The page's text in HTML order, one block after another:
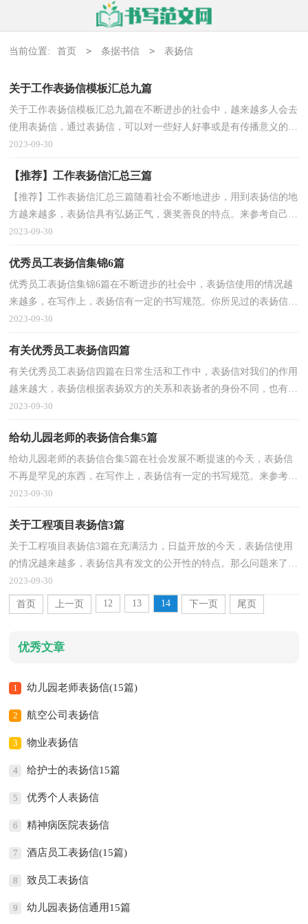
当前位置: 首页 > 条据书信 > 表扬信
关于工作表扬信模板汇总九篇
关于工作表扬信模板汇总九篇在不断进步的社会中，越来越多人会去
使用表扬信，通过表扬信，可以对一些好人好事或是有传播意义的事
迹进行表彰。还是对表扬信一筹莫展吗？下面是小编帮...
2023-09-30
【推荐】工作表扬信汇总三篇
【推荐】工作表扬信汇总三篇随着社会不断地进步，用到表扬信的地
方越来越多，表扬信具有弘扬正气，褒奖善良的特点。来参考自己需
要的表扬信吧！以下是小编整理的工作表扬信5篇，欢迎...
2023-09-30
优秀员工表扬信集锦6篇
优秀员工表扬信集锦6篇在不断进步的社会中，表扬信使用的情况越
来越多，在写作上，表扬信有一定的书写规范。你所见过的表扬信是
什么样的呢？以下是小编精心整理的优秀员工表扬信6篇...
2023-09-30
有关优秀员工表扬信四篇
有关优秀员工表扬信四篇在日常生活和工作中，表扬信对我们的作用
越来越大，表扬信根据表扬双方的关系和表扬者的身份不同，也有着
不同的种类。为了让您在写表扬信中更加简单方便，下...
2023-09-30
给幼儿园老师的表扬信合集5篇
给幼儿园老师的表扬信合集5篇在社会发展不断提速的今天，表扬信
不再是罕见的东西，在写作上，表扬信有一定的书写规范。来参考自
己需要的表扬信吧！下面是小编精心整理的给幼儿园老...
2023-09-30
关于工程项目表扬信3篇
关于工程项目表扬信3篇在充满活力，日益开放的今天，表扬信使用
的情况越来越多，表扬信具有发文的公开性的特点。那么问题来了，
到底应如何写一份恰当的表扬信呢？下面是小编精心整理...
2023-09-30
首页 上一页 12 13 14 下一页 尾页
优秀文章
1 幼儿园老师表扬信(15篇)
2 航空公司表扬信
3 物业表扬信
4 给护士的表扬信15篇
5 优秀个人表扬信
6 精神病医院表扬信
7 酒店员工表扬信(15篇)
8 致员工表扬信
9 幼儿园表扬信通用15篇